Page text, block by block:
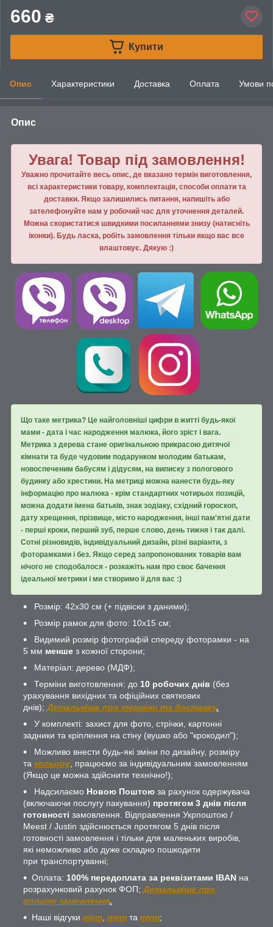
660 ₴
Купити
Опис Характеристики Доставка Оплата Умови
Опис
Увага! Товар під замовлення!
Уважно прочитайте весь опис, де вказано термін виготовлення,
всі характеристики товару, комплектація, способи оплати та
доставки. Якщо залишились питання, напишiть або
зателефонуйте нам у робочий час для уточнення деталей.
Можна скористатися швидкими посиланнями знизу (натисніть
іконки). Будь ласка, робiть замовлення тiльки якщо вас все
влаштовує. Дякую :)
Що таке метрика? Це найголовніші цифри в житті будь-якої
мами - дата і час народження малюка, його зріст і вага.
Метрика з дерева стане оригінальною прикрасою дитячої
кімнати та буде чудовим подарунком молодим батькам,
новоспеченим бабусям і дідусям, на виписку з пологового
будинку або хрестини. На метриці можна нанести будь-яку
інформацію про малюка - крім стандартних чотирьох позицій,
можна додати імена батьків, знак зодіаку, східний гороскоп,
дату хрещення, прізвище, місто народження, інші пам'ятні дати
- перші кроки, перший зуб, перше слово, день тижня і так далі.
Сотні різновидів, індивідуальний дизайн, різні варіанти, з
фоторамками і без. Якщо серед запропонованих товарів вам
нічого не сподобалося - розкажіть нам про своє бачення
ідеальної метрики і ми створимо її для вас :)
Розмір: 42х30 см (+ підвіски з даними);
Розмір рамок для фото: 10х15 см;
Видимий розмір фотографій спереду фоторамки - на
5 мм менше з кожної сторони;
Матеріал: дерево (МДФ);
Терміни виготовлення: до 10 робочих днів (без
урахування вихідних та офіційних святкових
днів); Детальніше про терміни та доставку.
У комплекті: захист для фото, стрічки, картонні
задники та кріплення на стіну (вушко або "крокодил");
Можливо внести будь-які зміни по дизайну, розміру
та кольору , працюємо за індивідуальним замовленням
(Якщо це можна здійснити технічно!);
Надсилаємо Новою Поштою за рахунок одержувача
(включаючи послугу пакування) протягом 3 днів після
готовності замовлення. Відправлення Укрпоштою /
Meest / Justin здійснюється протягом 5 днів після
готовності замовлення і тільки для маленьких виробів,
які неможливо або дуже складно пошкодити
при транспортуванні;
Оплата: 100% передоплата за реквізитами IBAN на
розрахунковий рахунок ФОП; Детальніше про
оплату замовлення.
Наші відгуки тут тут та тут;